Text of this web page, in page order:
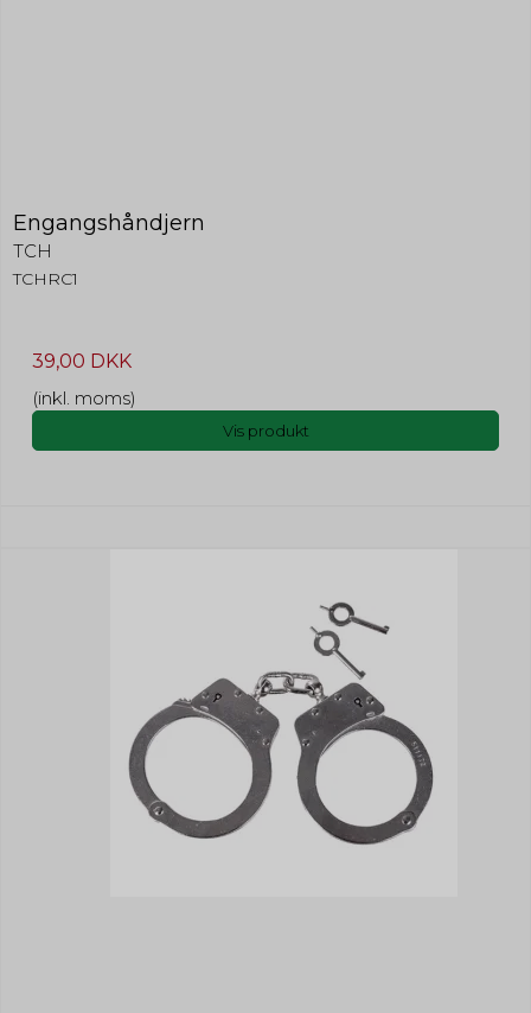
Engangshåndjern
TCH
TCHRC1
39,00 DKK
(inkl. moms)
Vis produkt